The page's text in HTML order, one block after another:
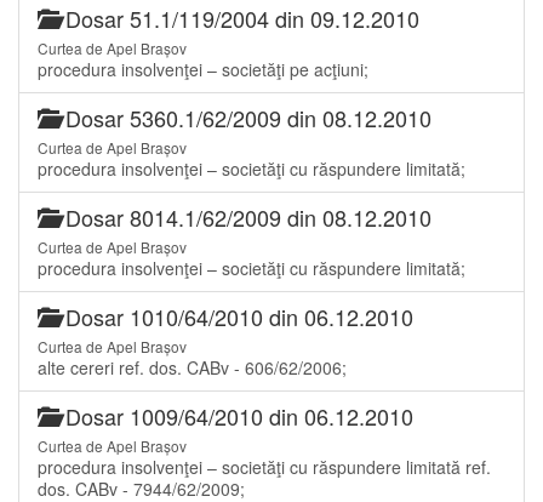
Dosar 51.1/119/2004 din 09.12.2010
Curtea de Apel Brașov
procedura insolvenţei – societăţi pe acţiuni;
Dosar 5360.1/62/2009 din 08.12.2010
Curtea de Apel Brașov
procedura insolvenţei – societăţi cu răspundere limitată;
Dosar 8014.1/62/2009 din 08.12.2010
Curtea de Apel Brașov
procedura insolvenţei – societăţi cu răspundere limitată;
Dosar 1010/64/2010 din 06.12.2010
Curtea de Apel Brașov
alte cereri ref. dos. CABv - 606/62/2006;
Dosar 1009/64/2010 din 06.12.2010
Curtea de Apel Brașov
procedura insolvenţei – societăţi cu răspundere limitată ref.
dos. CABv - 7944/62/2009;